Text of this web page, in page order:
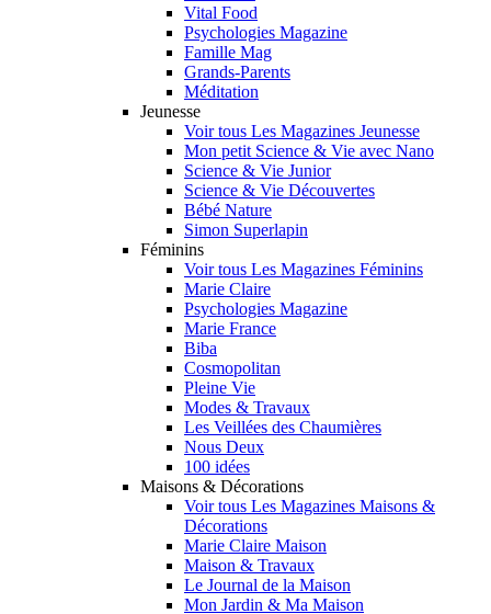
Vital Food
Psychologies Magazine
Famille Mag
Grands-Parents
Méditation
Jeunesse
Voir tous Les Magazines Jeunesse
Mon petit Science & Vie avec Nano
Science & Vie Junior
Science & Vie Découvertes
Bébé Nature
Simon Superlapin
Féminins
Voir tous Les Magazines Féminins
Marie Claire
Psychologies Magazine
Marie France
Biba
Cosmopolitan
Pleine Vie
Modes & Travaux
Les Veillées des Chaumières
Nous Deux
100 idées
Maisons & Décorations
Voir tous Les Magazines Maisons &
Décorations
Marie Claire Maison
Maison & Travaux
Le Journal de la Maison
Mon Jardin & Ma Maison